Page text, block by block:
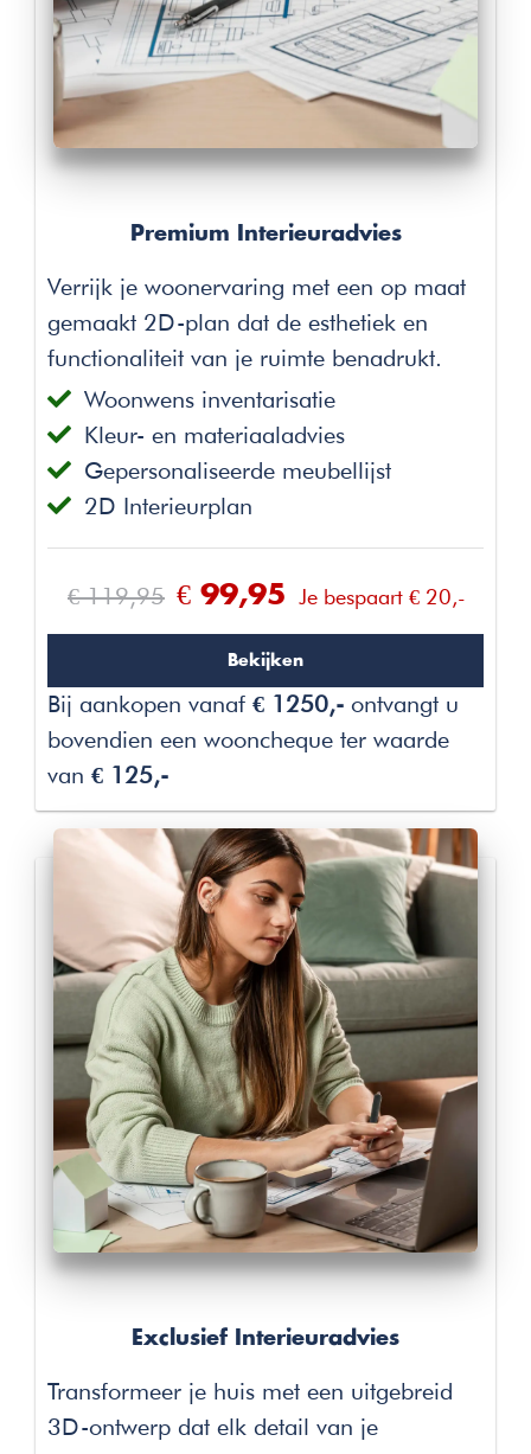
Premium Interieuradvies
Verrijk je woonervaring met een op maat
gemaakt 2D-plan dat de esthetiek en
functionaliteit van je ruimte benadrukt.
Woonwens inventarisatie
Kleur- en materiaaladvies
Gepersonaliseerde meubellijst
2D Interieurplan
€ 119,95 € 99,95 Je bespaart € 20,-
Bekijken
Bij aankopen vanaf € 1250,- ontvangt u
bovendien een wooncheque ter waarde
van € 125,-
Exclusief Interieuradvies
Transformeer je huis met een uitgebreid
3D-ontwerp dat elk detail van je